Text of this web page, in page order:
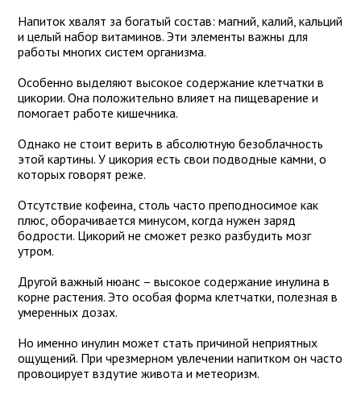
Напиток хвалят за богатый состав: магний, калий, кальций
и целый набор витаминов. Эти элементы важны для
работы многих систем организма.
Особенно выделяют высокое содержание клетчатки в
цикории. Она положительно влияет на пищеварение и
помогает работе кишечника.
Однако не стоит верить в абсолютную безоблачность
этой картины. У цикория есть свои подводные камни, о
которых говорят реже.
Отсутствие кофеина, столь часто преподносимое как
плюс, оборачивается минусом, когда нужен заряд
бодрости. Цикорий не сможет резко разбудить мозг
утром.
Другой важный нюанс – высокое содержание инулина в
корне растения. Это особая форма клетчатки, полезная в
умеренных дозах.
Но именно инулин может стать причиной неприятных
ощущений. При чрезмерном увлечении напитком он часто
провоцирует вздутие живота и метеоризм.